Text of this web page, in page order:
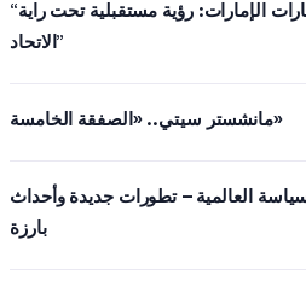
“عقارات الإمارات: رؤية مستقبلية تحت راية
الاتحاد”
مانشستر سيتي.. «الصفقة الخامسة»
العالمية – تطورات جديدة وأحداث
بارزة